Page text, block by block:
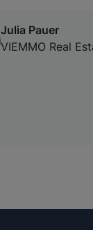
Julia Pauer
VIEMMO Real